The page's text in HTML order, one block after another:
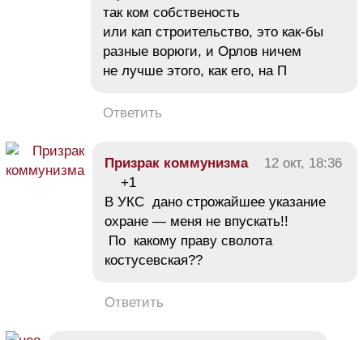
так ком собственость
или кап строительство, это как-бы
разные ворюги, и Орлов ничем
не лучше этого, как его, на П
Ответить
Призрак коммунизма
12 окт, 18:36
+1
В УКС дано строжайшее указание
охране — меня не впускать!!
По какому праву сволота
костусевская??
Ответить